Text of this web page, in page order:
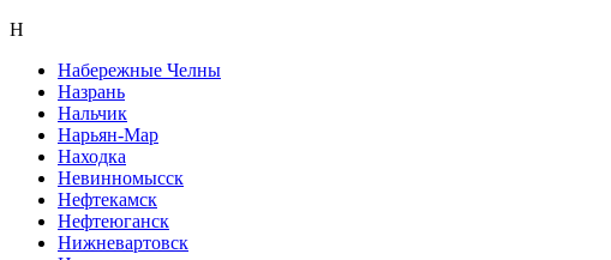
Н
Набережные Челны
Назрань
Нальчик
Нарьян-Мар
Находка
Невинномысск
Нефтекамск
Нефтеюганск
Нижневартовск